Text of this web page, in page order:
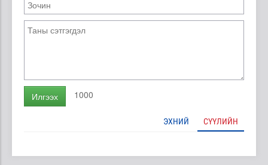
Илгээх 1000
ЭХНИЙ СҮҮЛИЙН